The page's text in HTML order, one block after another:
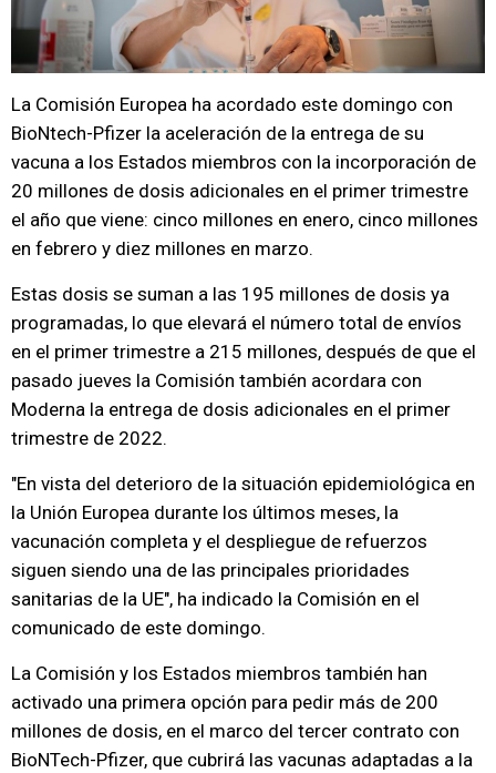
La Comisión Europea ha acordado este domingo con
BioNtech-Pfizer la aceleración de la entrega de su
vacuna a los Estados miembros con la incorporación de
20 millones de dosis adicionales en el primer trimestre
el año que viene: cinco millones en enero, cinco millones
en febrero y diez millones en marzo.
Estas dosis se suman a las 195 millones de dosis ya
programadas, lo que elevará el número total de envíos
en el primer trimestre a 215 millones, después de que el
pasado jueves la Comisión también acordara con
Moderna la entrega de dosis adicionales en el primer
trimestre de 2022.
"En vista del deterioro de la situación epidemiológica en
la Unión Europea durante los últimos meses, la
vacunación completa y el despliegue de refuerzos
siguen siendo una de las principales prioridades
sanitarias de la UE", ha indicado la Comisión en el
comunicado de este domingo.
La Comisión y los Estados miembros también han
activado una primera opción para pedir más de 200
millones de dosis, en el marco del tercer contrato con
BioNTech-Pfizer, que cubrirá las vacunas adaptadas a la